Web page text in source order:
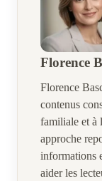
Florence
Florence
contenus
familiale et à
approche
informations
aider les